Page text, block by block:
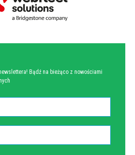
Bądź na bieżąco z nowościami